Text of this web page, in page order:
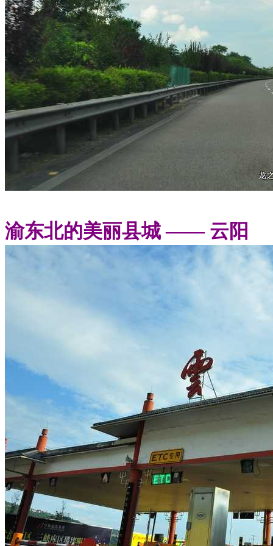
渝东北的美丽县城 —— 云阳